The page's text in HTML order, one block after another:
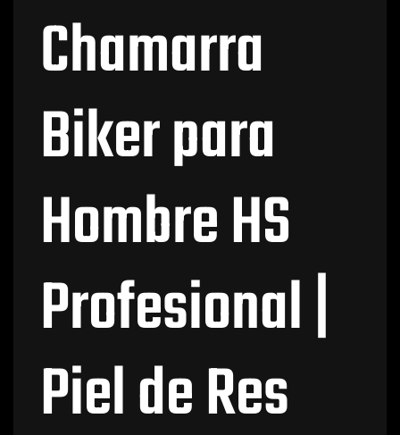
Chamarra
Biker para
Hombre HS
Profesional |
Piel de Res